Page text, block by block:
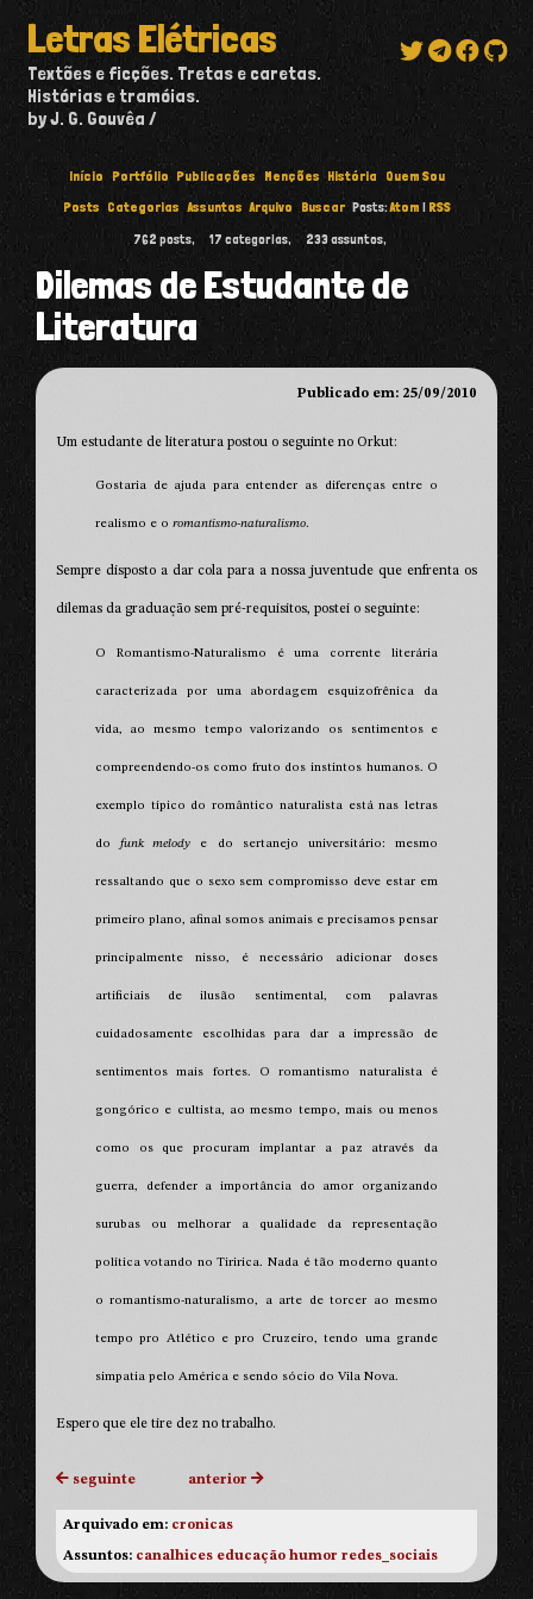
Letras Elétricas
Textões e ficções. Tretas e caretas.
Histórias e tramóias.
by J. G. Gouvêa
Início Portfólio Publicações Menções História
Quem Sou
Posts Categorias Assuntos Arquivo Buscar Posts:Atom | RSS
762 posts, 17 categorias, 233assuntos,
Dilemas de Estudante de
Literatura
Publicado em: 25/09/2010
Um estudante de literatura postou o seguinte no Orkut:
Gostaria de ajuda para entender as diferenças entre o
realismo e o romantismo-naturalismo.
Sempre disposto a dar cola para a nossa juventude que enfrenta os
dilemas da graduação sem pré-requisitos, postei o seguinte:
O Romantismo-Naturalismo é uma corrente literária
caracterizada por uma abordagem esquizofrênica da
vida, ao mesmo tempo valorizando os sentimentos e
compreendendo-os como fruto dos instintos humanos. O
exemplo típico do romântico naturalista está nas letras
dofunk melody e do sertanejo universitário: mesmo
ressaltando que o sexo sem compromisso deve estar em
primeiro plano, afinal somos animais e precisamos pensar
principalmente nisso, é necessário adicionar doses
artificiais de ilusão sentimental, com palavras
cuidadosamente escolhidas para dar a impressão de
sentimentos mais fortes. O romantismo naturalista é
gongórico e cultista, ao mesmo tempo, mais ou menos
como os que procuram implantar a paz através da
guerra, defender a importância do amor organizando
surubas ou melhorar a qualidade da representação
política votando no Tiririca. Nada é tão moderno quanto
o romantismo-naturalismo, a arte de torcer ao mesmo
tempo pro Atlético e pro Cruzeiro, tendo uma grande
simpatia pelo América e sendo sócio do Vila Nova.
Espero que ele tire dez no trabalho.
seguinte anterior
Arquivado em: cronicas
Assuntos: canalhices educação humor redes_sociais